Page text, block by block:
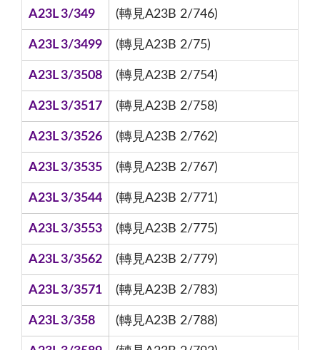
A23L 3/349 (轉見A23B 2/746)
A23L 3/3499 (轉見A23B 2/75)
A23L 3/3508 (轉見A23B 2/754)
A23L 3/3517 (轉見A23B 2/758)
A23L 3/3526 (轉見A23B 2/762)
A23L 3/3535 (轉見A23B 2/767)
A23L 3/3544 (轉見A23B 2/771)
A23L 3/3553 (轉見A23B 2/775)
A23L 3/3562 (轉見A23B 2/779)
A23L 3/3571 (轉見A23B 2/783)
A23L 3/358 (轉見A23B 2/788)